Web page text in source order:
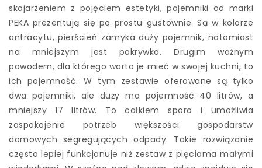
skojarzeniem z pojęciem estetyki, pojemniki od marki
PEKA prezentują się po prostu gustownie. Są w kolorze
antracytu, pierścień zamyka duży pojemnik, natomiast
na mniejszym jest pokrywka. Drugim ważnym
powodem, dla którego warto je mieć w swojej kuchni, to
ich pojemność. W tym zestawie oferowane są tylko
dwa pojemniki, ale duży ma pojemność 40 litrów, a
mniejszy 17 litrów. To całkiem sporo i umożliwia
zaspokojenie potrzeb większości gospodarstw
domowych segregujących odpady. Takie rozwiązanie
często lepiej funkcjonuje niż zestaw z pięcioma małymi